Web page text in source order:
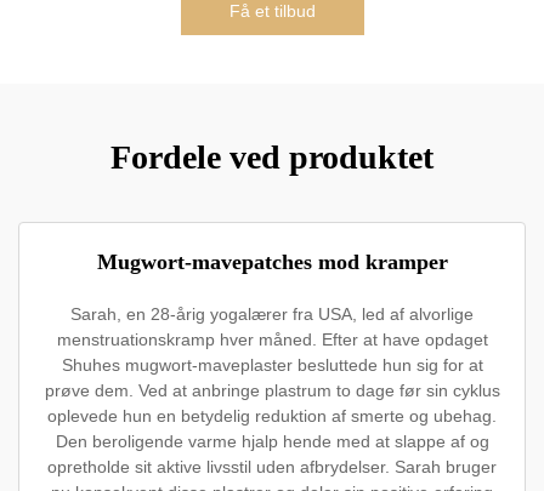
Få et tilbud
Fordele ved produktet
Mugwort-mavepatches mod kramper
Sarah, en 28-årig yogalærer fra USA, led af alvorlige
menstruationskramp hver måned. Efter at have opdaget
Shuhes mugwort-maveplaster besluttede hun sig for at
prøve dem. Ved at anbringe plastrum to dage før sin cyklus
oplevede hun en betydelig reduktion af smerte og ubehag.
Den beroligende varme hjalp hende med at slappe af og
opretholde sit aktive livsstil uden afbrydelser. Sarah bruger